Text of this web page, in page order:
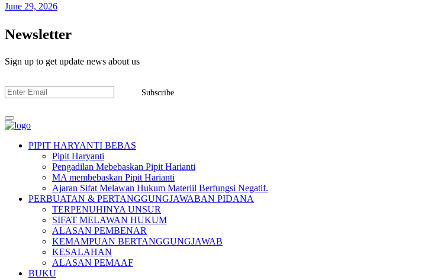
June 29, 2026
Newsletter
Sign up to get update news about us
Subscribe
PIPIT HARYANTI BEBAS
Pipit Haryanti
Pengadilan Mebebaskan Pipit Harianti
MA membebaskan Pipit Harianti
Ajaran Sifat Melawan Hukum Materiil Berfungsi Negatif.
PERBUATAN & PERTANGGUNGJAWABAN PIDANA
TERPENUHINYA UNSUR
SIFAT MELAWAN HUKUM
ALASAN PEMBENAR
KEMAMPUAN BERTANGGUNGJAWAB
KESALAHAN
ALASAN PEMAAF
BUKU